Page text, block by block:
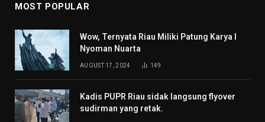
MOST POPULAR
Wow, Ternyata Riau Miliki Patung Karya I
Nyoman Nuarta
AUGUST 17, 2024 149
Kadis PUPR Riau sidak langsung flyover
sudirman yang retak.